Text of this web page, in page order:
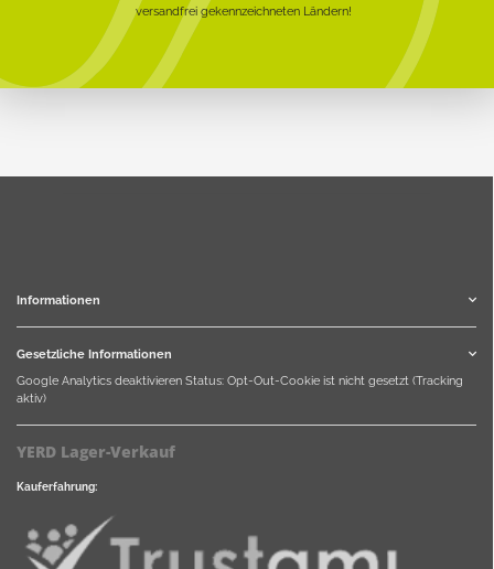
versandfrei gekennzeichneten Ländern!
Informationen
Gesetzliche Informationen
Google Analytics deaktivieren Status: Opt-Out-Cookie ist nicht gesetzt (Tracking
aktiv)
YERD Lager-Verkauf
Kauferfahrung: